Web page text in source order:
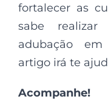
fortalecer as
sabe
adubação
artigo irá te
Acompanhe!